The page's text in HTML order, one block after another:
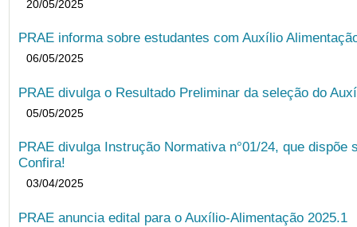
20/05/2025
PRAE informa sobre estudantes com Auxílio
06/05/2025
PRAE divulga o Resultado Preliminar da seleção do
05/05/2025
PRAE divulga Instrução Normativa n°01/24, que
Confira!
03/04/2025
PRAE anuncia edital para o Auxílio-Alimentação 2025.1